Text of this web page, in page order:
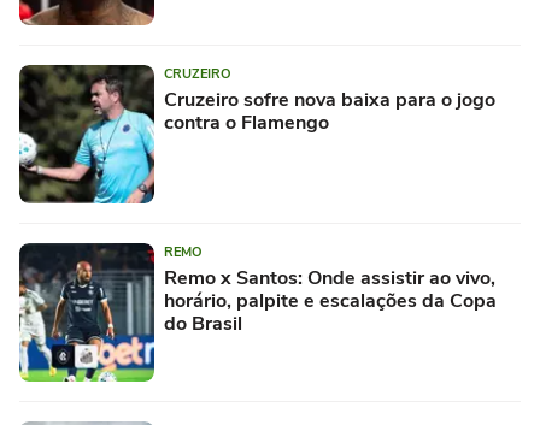
CRUZEIRO
Cruzeiro sofre nova baixa para o jogo
contra o Flamengo
REMO
Remo x Santos: Onde assistir ao vivo,
horário, palpite e escalações da Copa
do Brasil